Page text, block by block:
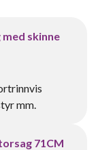
skinne
mm.
71CM